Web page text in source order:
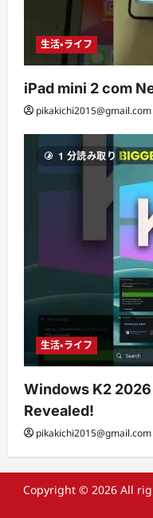
生活・ライフ
iPad mini 2 com
pikakichi2015@gmail.com
1 分読み取り
生活・ライフ
Windows K2
Revealed!
pikakichi2015@gmail.com
Copyright © 2026 All